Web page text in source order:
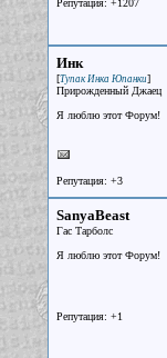
Репутация: +1207
Инк
[Тупак Инка Юпанки]
Прирожденный Джаец
Я люблю этот Форум!
Репутация: +3
SanyaBeast
Гас Тарболс
Я люблю этот Форум!
Репутация: +1